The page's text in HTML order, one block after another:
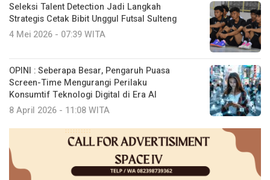
Seleksi Talent Detection Jadi Langkah
Strategis Cetak Bibit Unggul Futsal Sulteng
4 Mei 2026 - 07:39 WITA
OPINI : Seberapa Besar, Pengaruh Puasa
Screen-Time Mengurangi Perilaku
Konsumtif Teknologi Digital di Era AI
8 April 2026 - 11:08 WITA